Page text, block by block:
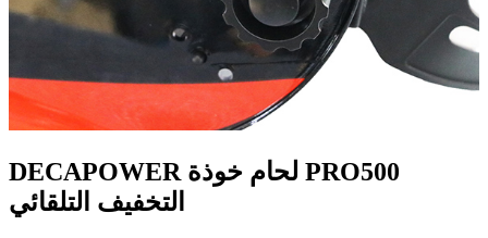
DECAPOWER لحام خوذة PRO500
التخفيف التلقائي